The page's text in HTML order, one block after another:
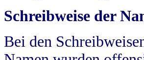
Schreibweise der
Bei den